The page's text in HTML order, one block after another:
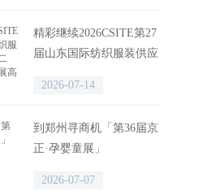
精彩继续2026CSITE第27
届山东国际纺织服装供应
2026-07-14
到郑州寻商机「第36届京
正·孕婴童展」
2026-07-07